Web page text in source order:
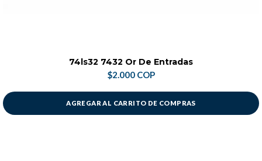
74ls32 7432 Or De Entradas
$2.000 COP
AGREGAR AL CARRITO DE COMPRAS